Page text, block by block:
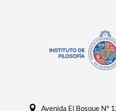
Avenida El Bosque N°